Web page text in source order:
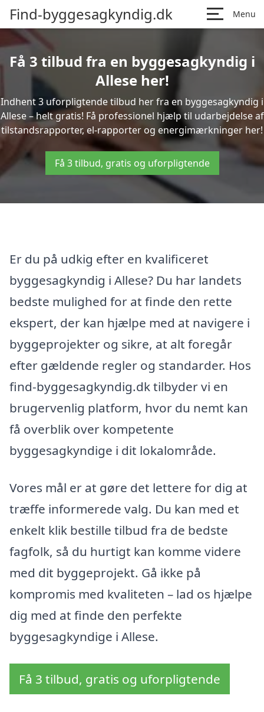
Find-byggesagkyndig.dk Menu
Få 3 tilbud fra en byggesagkyndig i
Allese her!
Indhent 3 uforpligtende tilbud her fra en byggesagkyndig i
Allese – helt gratis! Få professionel hjælp til udarbejdelse af
tilstandsrapporter, el-rapporter og energimærkninger her!
Få 3 tilbud, gratis og uforpligtende
Er du på udkig efter en kvalificeret
byggesagkyndig i Allese? Du har landets
bedste mulighed for at finde den rette
ekspert, der kan hjælpe med at navigere i
byggeprojekter og sikre, at alt foregår
efter gældende regler og standarder. Hos
find-byggesagkyndig.dk tilbyder vi en
brugervenlig platform, hvor du nemt kan
få overblik over kompetente
byggesagkyndige i dit lokalområde.
Vores mål er at gøre det lettere for dig at
træffe informerede valg. Du kan med et
enkelt klik bestille tilbud fra de bedste
fagfolk, så du hurtigt kan komme videre
med dit byggeprojekt. Gå ikke på
kompromis med kvaliteten – lad os hjælpe
dig med at finde den perfekte
byggesagkyndige i Allese.
Få 3 tilbud, gratis og uforpligtende